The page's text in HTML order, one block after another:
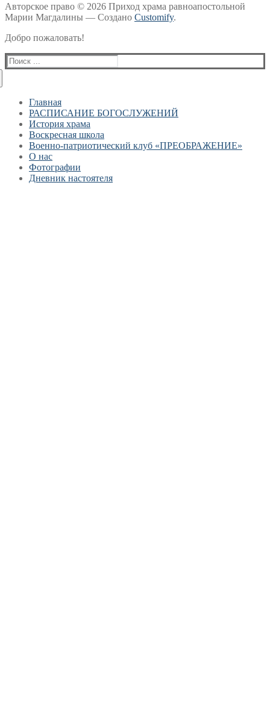
Авторское право © 2026 Приход храма равноапостольной
Марии Магдалины — Создано Customify.
Добро пожаловать!
Найти:
Главная
РАСПИСАНИЕ БОГОСЛУЖЕНИЙ
История храма
Воскресная школа
Военно-патриотический клуб «ПРЕОБРАЖЕНИЕ»
О нас
Фотографии
Дневник настоятеля